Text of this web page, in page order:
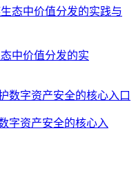
中价值分发的实
字资产安全的核心入